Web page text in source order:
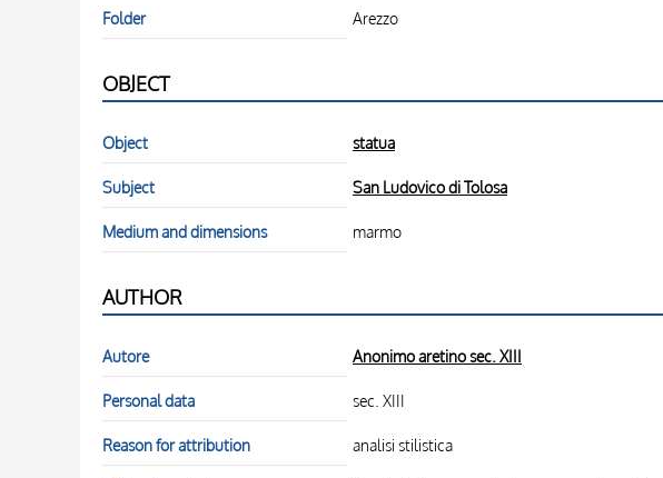
Folder Arezzo
OBJECT
Object statua
Subject San Ludovico di Tolosa
Medium and dimensions marmo
AUTHOR
Autore Anonimo aretino sec. XIII
Personal data sec. XIII
Reason for attribution analisi stilistica